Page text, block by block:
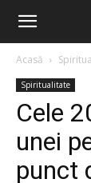
Acasă
Spiritualitate
Cele
unei
punct